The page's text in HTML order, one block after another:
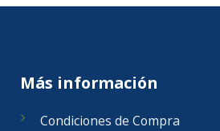
Más información
Condiciones de Compra